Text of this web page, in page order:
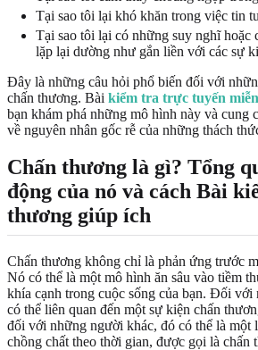
Tại sao tôi lại khó khăn trong việc tin
Tại sao tôi lại có những suy nghĩ hoặc
lặp lại dường như gắn liền với các sự
Đây là những câu hỏi phổ biến đối với
chấn thương. Bài kiểm tra trực tuyến
bạn khám phá những mô hình này và cung
về nguyên nhân gốc rễ của những thách
Chấn thương là gì? Tổng
động của nó và cách Bài
thương giúp ích
Chấn thương không chỉ là phản ứng trước
Nó có thể là một mô hình ăn sâu vào tiềm
khía cạnh trong cuộc sống của bạn. Đối với
có thể liên quan đến một sự kiện chấn
đối với những người khác, đó có thể là một
chồng chất theo thời gian, được gọi là chấn